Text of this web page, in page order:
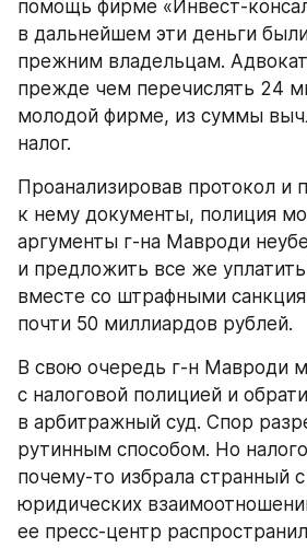
помощь фирме «Инвест-
в дальнейшем эти деньги
прежним владельцам.
прежде чем перечислять 24
молодой фирме, из суммы
налог.
Проанализировав протокол и
к нему документы, полиция
аргументы г-на Мавроди
и предложить все же
вместе со штрафными
почти 50 миллиардов рублей.
В свою очередь г-н Мавроди
с налоговой полицией и
в арбитражный суд. Спор
рутинным способом. Но
почему-то избрала странный с
юридических
ее пресс-центр